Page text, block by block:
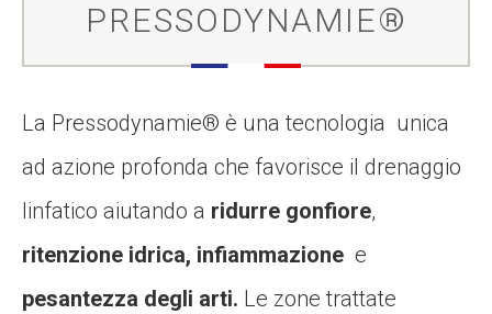
PRESSODYNAMIE®
La Pressodynamie® è una tecnologia unica
ad azione profonda che favorisce il drenaggio
linfatico aiutando a ridurre gonfiore,
ritenzione idrica, infiammazione e
pesantezza degli arti. Le zone trattate